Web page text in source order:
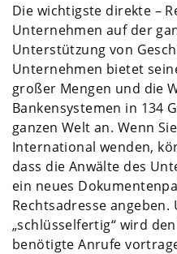
Die wichtigste direkte –
Unternehmen auf der
Unterstützung von
Unternehmen bietet
großer Mengen und die
Bankensystemen in 134
ganzen Welt an. Wenn
International wenden,
dass die Anwälte des
ein neues
Rechtsadresse
„schlüsselfertig“ wird
benötigte Anrufe